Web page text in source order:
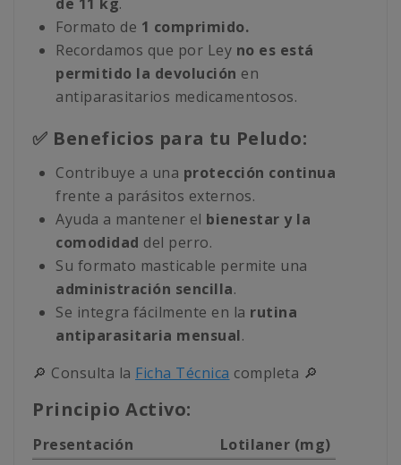
Formato de 1 comprimido.
Recordamos que por Ley no es está
permitido la devolución en
antiparasitarios medicamentosos.
✅ Beneficios para tu Peludo:
Contribuye a una protección continua
frente a parásitos externos.
Ayuda a mantener el bienestar y la
comodidad del perro.
Su formato masticable permite una
administración sencilla.
Se integra fácilmente en la rutina
antiparasitaria mensual.
🔎 Consulta la Ficha Técnica completa 🔎
Principio Activo:
Presentación
Lotilaner (mg)